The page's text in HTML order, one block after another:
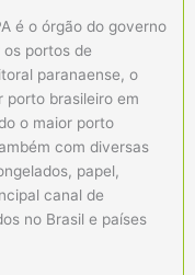
é o órgão do governo
portos de
paranaense, o
porto brasileiro em
o maior porto
com diversas
papel,
canal de
no Brasil e países